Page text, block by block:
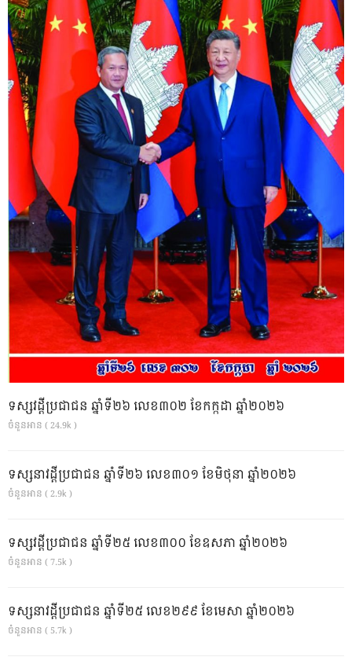
ទស្សវដ្តីប្រជាជន ឆ្នាំទី២៦ លេខ៣០២ ខែកក្កដា ឆ្នាំ២០២៦
ចំនួនអាន ( 24.9k )
ទស្សនាវដ្ដីប្រជាជន ឆ្នាំទី២៦ លេខ៣០១ ខែមិថុនា ឆ្នាំ២០២៦
ចំនួនអាន ( 2.9k )
ទស្សវដ្តីប្រជាជន ឆ្នាំទី២៥ លេខ៣០០ ខែឧសភា ឆ្នាំ២០២៦
ចំនួនអាន ( 7.5k )
ទស្សនាវដ្ដីប្រជាជន ឆ្នាំទី២៥ លេខ២៩៩ ខែមេសា ឆ្នាំ២០២៦
ចំនួនអាន ( 5.7k )